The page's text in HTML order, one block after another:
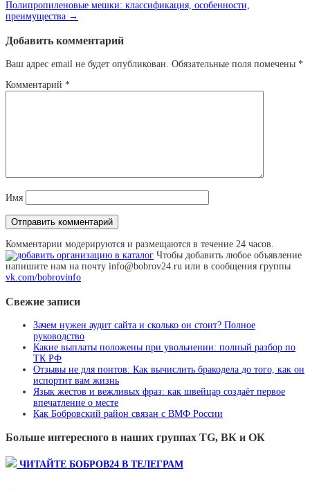
Полипропиленовые мешки: классификация, особенности,
преимущества →
Добавить комментарий
Ваш адрес email не будет опубликован. Обязательные поля помечены *
Комментарий *
Имя
Комментарии модерируются и размещаются в течение 24 часов.
Чтобы добавить любое объявление
напишите нам на почту info@bobrov24.ru или в сообщения группы
vk.com/bobrovinfo
Свежие записи
Зачем нужен аудит сайта и сколько он стоит? Полное
руководство
Какие выплаты положены при увольнении: полный разбор по
ТК РФ
Отзывы не для понтов: Как вычислить бракодела до того, как он
испортит вам жизнь
Язык жестов и вежливых фраз: как швейцар создаёт первое
впечатление о месте
Как Бобровский район связан с ВМФ России
Больше интересного в наших группах TG, ВК и ОК
ЧИТАЙТЕ БОБРОВ24 В ТЕЛЕГРАМ